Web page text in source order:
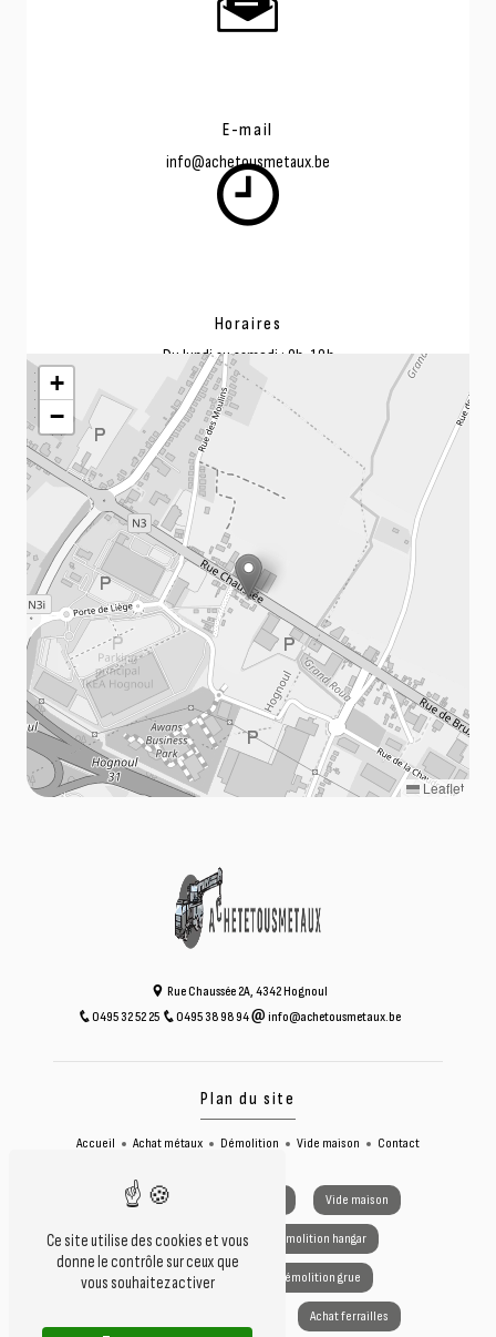
E-mail
info@achetousmetaux.be
Horaires
Du lundi au samedi : 9h-18h
+
−
Leaflet
Rue Chaussée 2A, 4342 Hognoul
0495 32 52 25
0495 38 98 94 info@achetousmetaux.be
Plan du site
Accueil Achat métaux Démolition Vide maison Contact
Achat métaux Vide maison
Démolition voiture Démolition hangar
Démolition camion Démolition grue
Achat ferrailles
Ce site utilise des cookies et vous
donne le contrôle sur ceux que
vous souhaitez activer